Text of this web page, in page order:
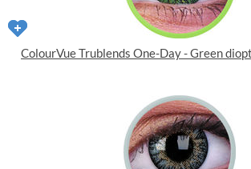
ColourVue Trublends One-Day - Green